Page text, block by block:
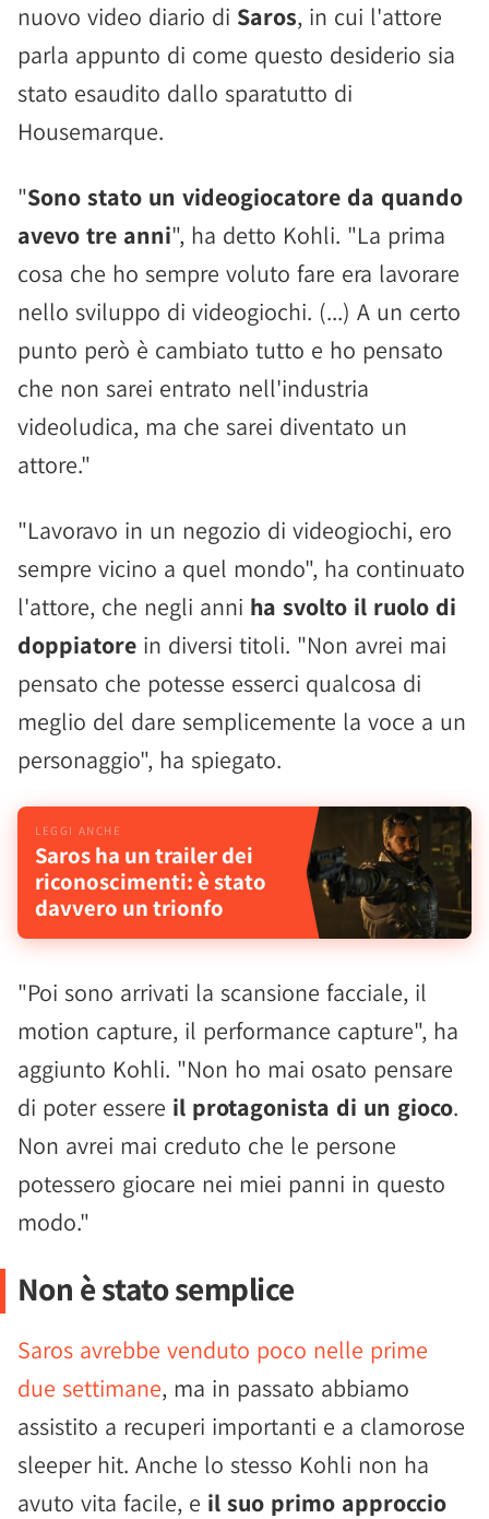
nuovo video diario di Saros, in cui l'attore
parla appunto di come questo desiderio sia
stato esaudito dallo sparatutto di
Housemarque.
"Sono stato un videogiocatore da quando
avevo tre anni", ha detto Kohli. "La prima
cosa che ho sempre voluto fare era lavorare
nello sviluppo di videogiochi. (...) A un certo
punto però è cambiato tutto e ho pensato
che non sarei entrato nell'industria
videoludica, ma che sarei diventato un
attore."
"Lavoravo in un negozio di videogiochi, ero
sempre vicino a quel mondo", ha continuato
l'attore, che negli anni ha svolto il ruolo di
doppiatore in diversi titoli. "Non avrei mai
pensato che potesse esserci qualcosa di
meglio del dare semplicemente la voce a un
personaggio", ha spiegato.
Saros ha un trailer dei
riconoscimenti: è stato
davvero un trionfo
"Poi sono arrivati la scansione facciale, il
motion capture, il performance capture", ha
aggiunto Kohli. "Non ho mai osato pensare
di poter essere il protagonista di un gioco.
Non avrei mai creduto che le persone
potessero giocare nei miei panni in questo
modo."
Non è stato semplice
Saros avrebbe venduto poco nelle prime
due settimane, ma in passato abbiamo
assistito a recuperi importanti e a clamorose
sleeper hit. Anche lo stesso Kohli non ha
avuto vita facile, e il suo primo approccio